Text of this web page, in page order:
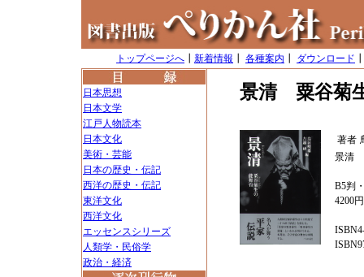
トップページへ 新着情報 各種案内 ダウンロード
日本思想
日本文学
江戸人物読本
日本文化
美術・芸能
日本の歴史・伝記
西洋の歴史・伝記
東洋文化
西洋文化
エッセンスシリーズ
人類学・民俗学
政治・経済
景清 粟谷菊
著者
景清
B5判
4200